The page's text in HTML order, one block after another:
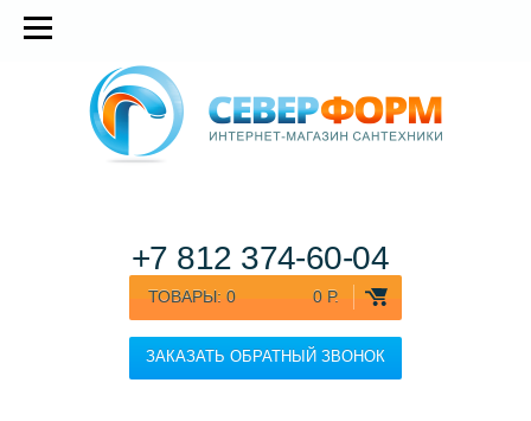
ТОВАРЫ: 0 0 Р.
ЗАКАЗАТЬ ОБРАТНЫЙ ЗВОНОК
+7 812 374-60-04